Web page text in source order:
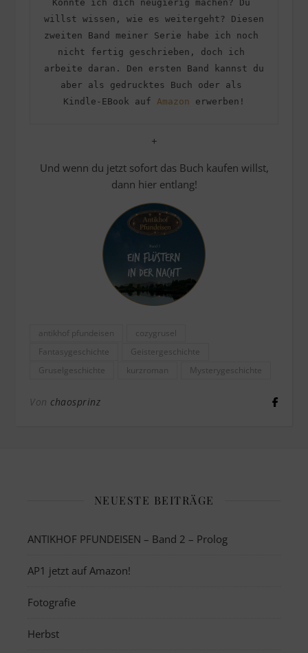
Konnte ich dich neugierig machen? Du
willst wissen, wie es weitergeht? Diesen
zweiten Band meiner Serie habe ich noch
nicht fertig geschrieben, doch ich
arbeite daran. Den ersten Band kannst du
aber als gedrucktes Buch oder als
Kindle-EBook auf Amazon erwerben!
+
Und wenn du jetzt sofort das Buch kaufen willst,
dann hier entlang!
antikhof pfundeisen
cozygrusel
Fantasygeschichte
Geistergeschichte
Gruselgeschichte
kurzroman Mysterygeschichte
Von chaosprinz
NEUESTE BEITRÄGE
ANTIKHOF PFUNDEISEN – Band 2 – Prolog
AP1 jetzt auf Amazon!
Fotografie
Herbst